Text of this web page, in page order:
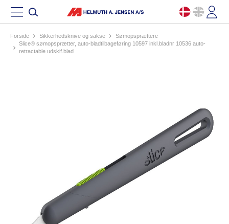
Forside sikkerhedsknive og sakse
sømopsprættere
slice® sømopsprætter, auto-bladtilbageføring 10597 inkl.bladnr 10536 auto-
retractable udskif.blad